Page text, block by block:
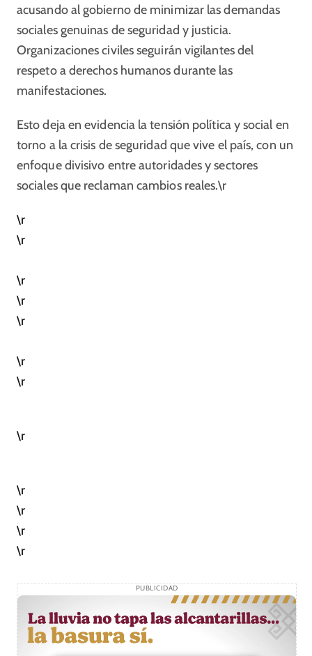
acusando al gobierno de minimizar las demandas
sociales genuinas de seguridad y justicia.
Organizaciones civiles seguirán vigilantes del
respeto a derechos humanos durante las
manifestaciones.
Esto deja en evidencia la tensión política y social en
torno a la crisis de seguridad que vive el país, con un
enfoque divisivo entre autoridades y sectores
sociales que reclaman cambios reales.\r
\r
\r
\r
\r
\r
\r
\r
\r
\r
\r
\r
\r
PUBLICIDAD